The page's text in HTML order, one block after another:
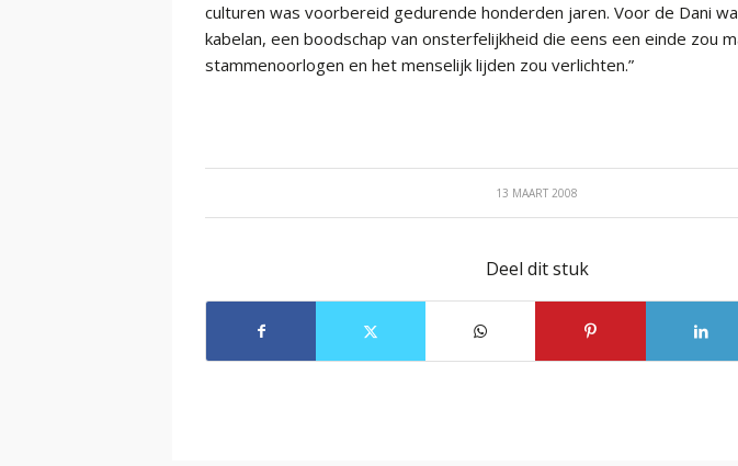
culturen was voorbereid gedurende honderden jaren. Voor de Dani
kabelan, een boodschap van onsterfelijkheid die eens een einde zou
stammenoorlogen en het menselijk lijden zou verlichten.”
13 MAART 2008
Deel dit stuk